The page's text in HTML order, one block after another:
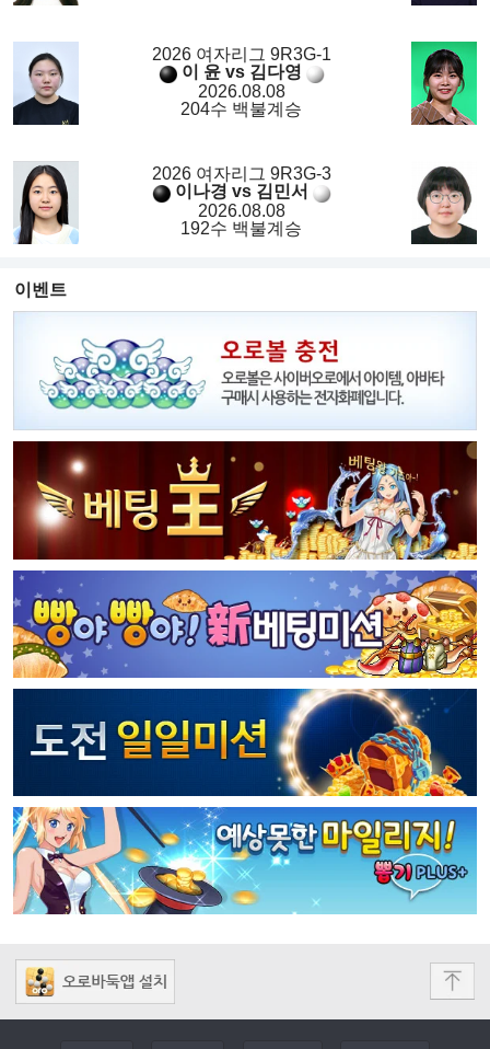
2026 여자리그 9R3G-1
이 윤 vs 김다영
2026.08.08
204수 백불계승
2026 여자리그 9R3G-3
이나경 vs 김민서
2026.08.08
192수 백불계승
이벤트